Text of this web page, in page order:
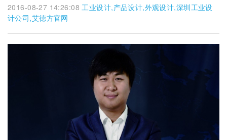
2016-08-27 14:26:08 工业设计,产品设计,外观设计,深圳工业设
计公司,艾德方官网